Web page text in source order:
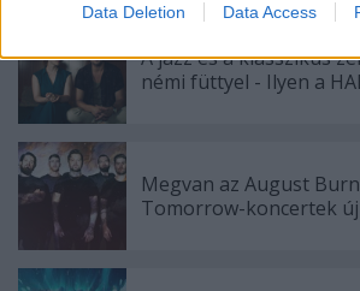
I want to allow Google to enable
functionality and fraud prevention,
user protection.
Data Deletion Data Access
A jazz és a klasszikus
némi füttyel - Ilyen a
Megvan az August
Tomorrow-koncertek